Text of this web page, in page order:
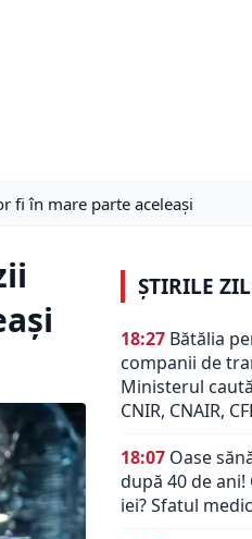
fi în mare parte aceleași
ȘTIRILE
18:27 Bătălia
companii de
Ministerul
CNIR, CNAIR,
18:07 Oase
după 40 de
iei? Sfatul